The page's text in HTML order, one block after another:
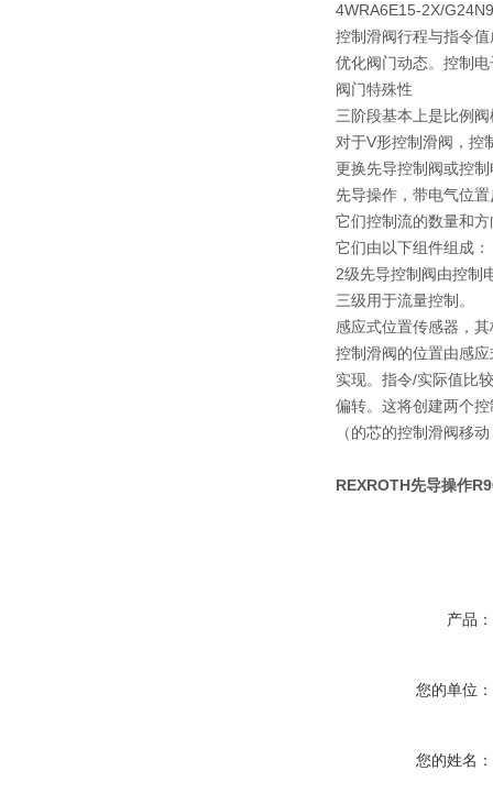
4WRA6E15-2X/
控制滑阀行程与指令
优化阀门动态。控制
阀门特殊性
三阶段基本上是比例
对于V形控制滑阀，控
更换先导控制阀或控
先导操作，带电气位
它们控制流的数量和
它们由以下组件组成：
2级先导控制阀由控制
三级用于流量控制。
感应式位置传感器，
控制滑阀的位置由感
实现。指令/实际值比
偏转。这将创建两个
（的芯的控制滑阀移
REXROTH先导操作
产品：
您的单位：
您的姓名：